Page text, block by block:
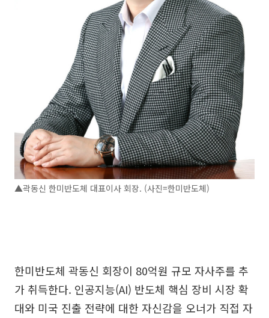
▲곽동신 한미반도체 대표이사 회장. (사진=한미반도체)
한미반도체 곽동신 회장이 80억원 규모 자사주를 추
가 취득한다. 인공지능(AI) 반도체 핵심 장비 시장 확
대와 미국 진출 전략에 대한 자신감을 오너가 직접 자